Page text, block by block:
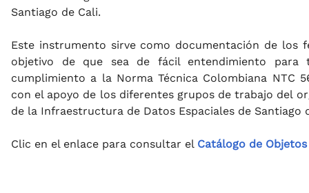
Santiago de Cali.
Este instrumento sirve como documentación de los
objetivo de que sea de fácil entendimiento para
cumplimiento a la Norma Técnica Colombiana NTC
con el apoyo de los diferentes grupos de trabajo del
de la Infraestructura de Datos Espaciales de Santiago
Clic en el enlace para consultar el Catálogo de